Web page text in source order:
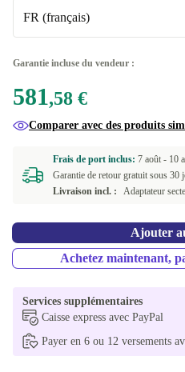
256 GB
1000 GB
2000 GB
FR (français)
CZ (tchèque)
DE (allemand)
ES (espagnol)
IT (italien)
NL (néerlandais)
PL (polonais)
Garantie incluse du vendeur :
581,58 €
Comparer avec des produits
Frais de port inclus: 7 août - 10
Garantie de retour gratuit sous 30
Livraison incl. :
Adaptateur
Ajouter
Achetez maintenant,
Services supplémentaires
Caisse express avec PayPal
Payer en 6 ou 12 versements